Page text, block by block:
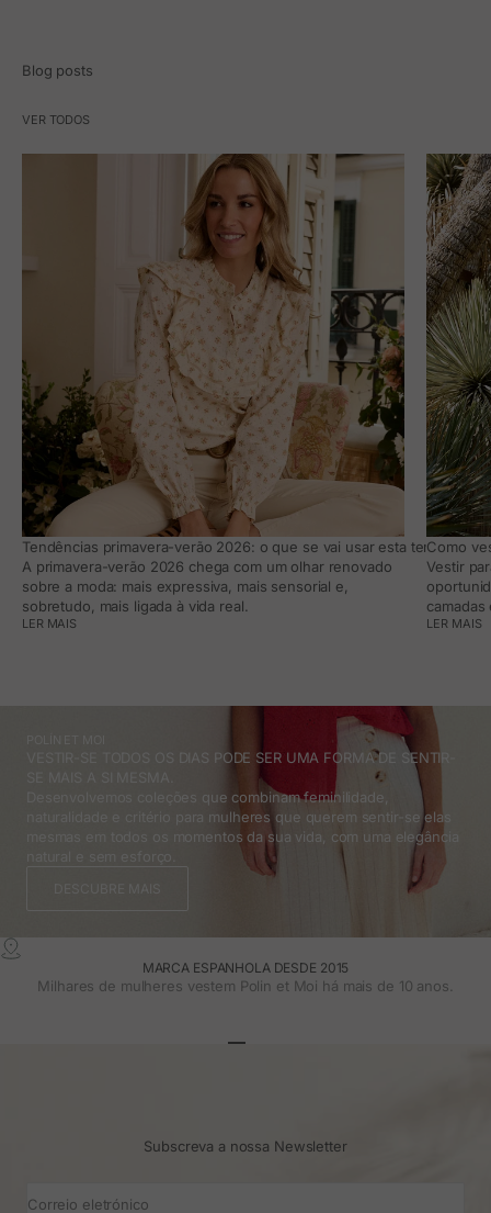
Blog posts
VER TODOS
Tendências primavera-verão 2026: o que se vai usar esta temporada
A primavera-verão 2026 chega com um olhar renovado
sobre a moda: mais expressiva, mais sensorial e,
sobretudo, mais ligada à vida real.
LER MAIS
Como
Vestir
LER MAIS
VESTIR-SE TODOS OS DIAS PODE SER UMA FORMA DE SENTIR-
SE MAIS A SI MESMA.
Desenvolvemos coleções que combinam feminilidade,
naturalidade e critério para mulheres que querem sentir-se elas
mesmas em todos os momentos da sua vida, com uma elegância
natural e sem esforço.
DESCUBRE MAIS
MARCA ESPANHOLA DESDE 2015
Milhares de mulheres vestem Polin et Moi há mais de 10 anos.
Subscreva a nossa Newsletter
Correio eletrónico